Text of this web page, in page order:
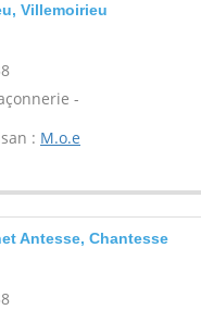
Villemoirieu
-
: M.o.e
Antesse, Chantesse